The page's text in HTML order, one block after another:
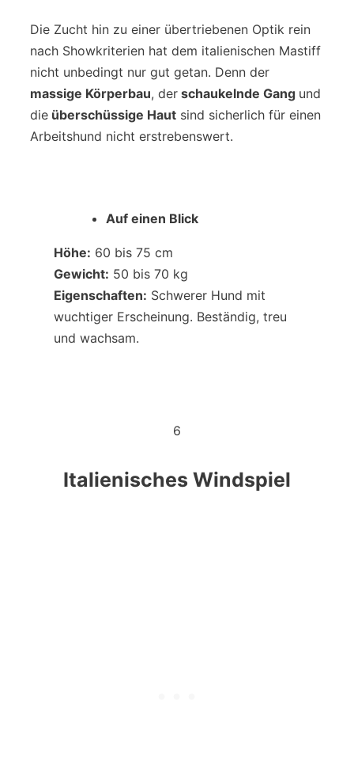
Die Zucht hin zu einer übertriebenen Optik rein
nach Showkriterien hat dem italienischen Mastiff
nicht unbedingt nur gut getan. Denn der
massige Körperbau, der schaukelnde Gang und
die überschüssige Haut sind sicherlich für einen
Arbeitshund nicht erstrebenswert.
Auf einen Blick
Höhe: 60 bis 75 cm
Gewicht: 50 bis 70 kg
Eigenschaften: Schwerer Hund mit
wuchtiger Erscheinung. Beständig, treu
und wachsam.
6
Italienisches Windspiel